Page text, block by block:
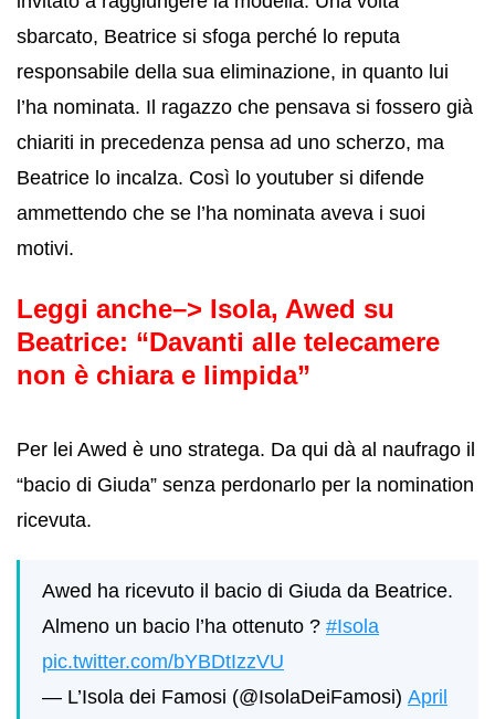
sbarcato, Beatrice si sfoga perché lo reputa
responsabile della sua eliminazione, in quanto lui
l’ha nominata. Il ragazzo che pensava si fossero già
chiariti in precedenza pensa ad uno scherzo, ma
Beatrice lo incalza. Così lo youtuber si difende
ammettendo che se l’ha nominata aveva i suoi
motivi.
Leggi anche–> Isola, Awed su
Beatrice: “Davanti alle telecamere
non è chiara e limpida”
Per lei Awed è uno stratega. Da qui dà al naufrago il
“bacio di Giuda” senza perdonarlo per la nomination
ricevuta.
Awed ha ricevuto il bacio di Giuda da Beatrice.
Almeno un bacio l’ha ottenuto ? #Isola
pic.twitter.com/bYBDtIzzVU
— L’Isola dei Famosi (@IsolaDeiFamosi) April